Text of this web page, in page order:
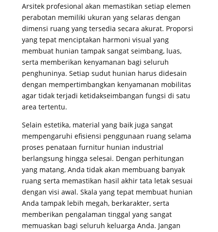
Arsitek profesional akan memastikan setiap elemen
perabotan memiliki ukuran yang selaras dengan
dimensi ruang yang tersedia secara akurat. Proporsi
yang tepat menciptakan harmoni visual yang
membuat hunian tampak sangat seimbang, luas,
serta memberikan kenyamanan bagi seluruh
penghuninya. Setiap sudut hunian harus didesain
dengan mempertimbangkan kenyamanan mobilitas
agar tidak terjadi ketidakseimbangan fungsi di satu
area tertentu.
Selain estetika, material yang baik juga sangat
mempengaruhi efisiensi penggunaan ruang selama
proses penataan furnitur hunian industrial
berlangsung hingga selesai. Dengan perhitungan
yang matang, Anda tidak akan membuang banyak
ruang serta memastikan hasil akhir tata letak sesuai
dengan visi awal. Skala yang tepat membuat hunian
Anda tampak lebih megah, berkarakter, serta
memberikan pengalaman tinggal yang sangat
memuaskan bagi seluruh keluarga Anda. Jangan